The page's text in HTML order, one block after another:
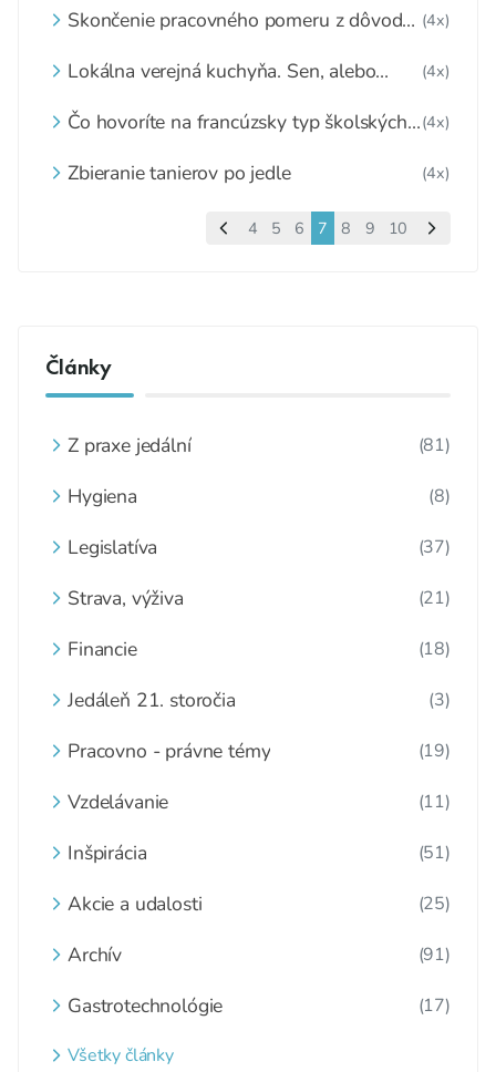
Skončenie pracovného pomeru z dôvodu (4x)
Lokálna verejná kuchyňa. Sen, alebo
(4x)
Čo hovoríte na francúzsky typ školských
(4x)
Zbieranie tanierov po jedle (4x)
4 5 6 7 8 9 10
Články
Z praxe jedální (81)
Hygiena (8)
Legislatíva (37)
Strava, výživa (21)
Financie (18)
Jedáleň 21. storočia (3)
Pracovno - právne témy (19)
Vzdelávanie (11)
Inšpirácia (51)
Akcie a udalosti (25)
Archív (91)
Gastrotechnológie (17)
Všetky články